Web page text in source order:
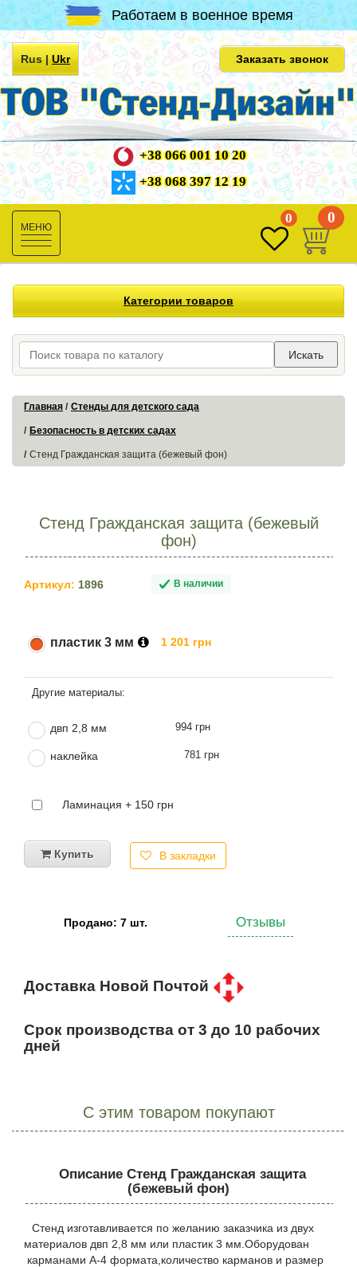
Работаем в военное время
Rus|Ukr Заказать звонок
+38 066 001 10 20
+38 068 397 12 19
Toggle
navigation
0 0
Категории товаров
Искать
Главная Стенды для детского сада
Безопасность в детских садах
Стенд Гражданская защита (бежевый фон)
Стенд Гражданская защита (бежевый
фон)
Артикул: 1896 В наличии
пластик 3 мм 1 201 грн
двп 2,8 мм 994 грн
наклейка 781 грн
Ламинация + 150 грн
Купить В закладки
Продано: 7 шт. Отзывы
Доставка Новой Почтой
Срок производства от 3 до 10 рабочих
дней
С этим товаром покупают
Описание Стенд Гражданская защита
(бежевый фон)
Стенд изготавливается по желанию заказчика из двух
материалов двп 2,8 мм или пластик 3 мм.Оборудован
карманами А-4 формата,количество карманов и размер